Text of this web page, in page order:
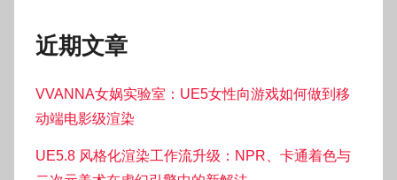
近期文章
VVANNA女娲实验室：UE5女性向游戏如何做到移
动端电影级渲染
UE5.8 风格化渲染工作流升级：NPR、卡通着色与